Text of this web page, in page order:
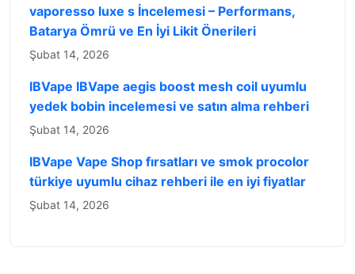
vaporesso luxe s İncelemesi – Performans,
Batarya Ömrü ve En İyi Likit Önerileri
Şubat 14, 2026
IBVape IBVape aegis boost mesh coil uyumlu
yedek bobin incelemesi ve satın alma rehberi
Şubat 14, 2026
IBVape Vape Shop fırsatları ve smok procolor
türkiye uyumlu cihaz rehberi ile en iyi fiyatlar
Şubat 14, 2026